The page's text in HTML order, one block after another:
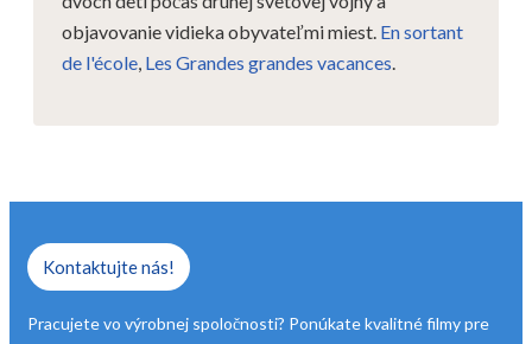
objavovanie vidieka obyvateľmi miest. En sortant
de l'école Les Grandes grandes vacances
Kontaktujte nás!
Pracujete vo výrobnej spoločnosti? Ponúkate kvalitné filmy pre